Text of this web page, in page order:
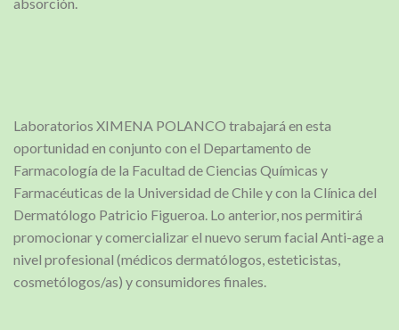
Laboratorios XIMENA POLANCO trabajará en esta
oportunidad en conjunto con el Departamento de
Farmacología de la Facultad de Ciencias Químicas y
Farmacéuticas de la Universidad de Chile y con la Clínica del
Dermatólogo Patricio Figueroa. Lo anterior, nos permitirá
promocionar y comercializar el nuevo serum facial Anti-age a
nivel profesional (médicos dermatólogos, esteticistas,
cosmetólogos/as) y consumidores finales.